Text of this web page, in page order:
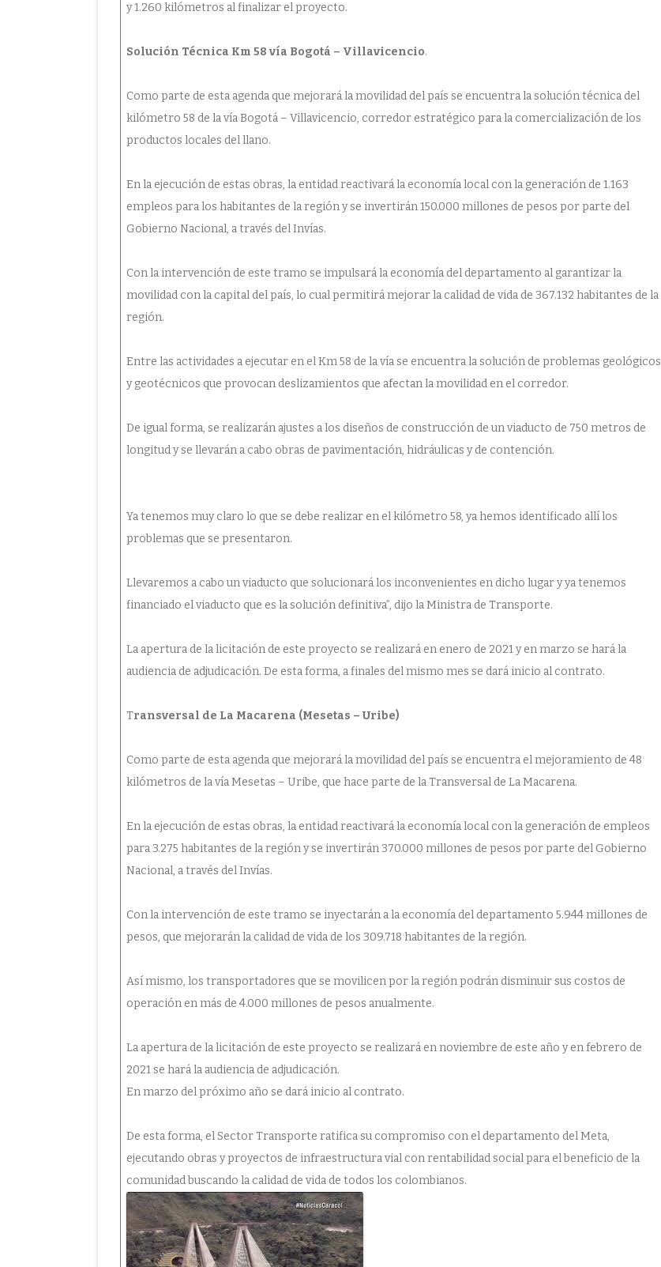
y 1.260 kilómetros al finalizar el proyecto.
Solución Técnica Km 58 vía Bogotá – Villavicencio.
Como parte de esta agenda que mejorará la movilidad del país se encuentra la solución técnica del
kilómetro 58 de la vía Bogotá – Villavicencio, corredor estratégico para la comercialización de los
productos locales del llano.
En la ejecución de estas obras, la entidad reactivará la economía local con la generación de 1.163
empleos para los habitantes de la región y se invertirán 150.000 millones de pesos por parte del
Gobierno Nacional, a través del Invías.
Con la intervención de este tramo se impulsará la economía del departamento al garantizar la
movilidad con la capital del país, lo cual permitirá mejorar la calidad de vida de 367.132 habitantes de la
región.
Entre las actividades a ejecutar en el Km 58 de la vía se encuentra la solución de problemas geológicos
y geotécnicos que provocan deslizamientos que afectan la movilidad en el corredor.
De igual forma, se realizarán ajustes a los diseños de construcción de un viaducto de 750 metros de
longitud y se llevarán a cabo obras de pavimentación, hidráulicas y de contención.
Ya tenemos muy claro lo que se debe realizar en el kilómetro 58, ya hemos identificado allí los
problemas que se presentaron.
Llevaremos a cabo un viaducto que solucionará los inconvenientes en dicho lugar y ya tenemos
financiado el viaducto que es la solución definitiva”, dijo la Ministra de Transporte.
La apertura de la licitación de este proyecto se realizará en enero de 2021 y en marzo se hará la
audiencia de adjudicación. De esta forma, a finales del mismo mes se dará inicio al contrato.
Transversal de La Macarena (Mesetas – Uribe)
Como parte de esta agenda que mejorará la movilidad del país se encuentra el mejoramiento de 48
kilómetros de la vía Mesetas – Uribe, que hace parte de la Transversal de La Macarena.
En la ejecución de estas obras, la entidad reactivará la economía local con la generación de empleos
para 3.275 habitantes de la región y se invertirán 370.000 millones de pesos por parte del Gobierno
Nacional, a través del Invías.
Con la intervención de este tramo se inyectarán a la economía del departamento 5.944 millones de
pesos, que mejorarán la calidad de vida de los 309.718 habitantes de la región.
Así mismo, los transportadores que se movilicen por la región podrán disminuir sus costos de
operación en más de 4.000 millones de pesos anualmente.
La apertura de la licitación de este proyecto se realizará en noviembre de este año y en febrero de
2021 se hará la audiencia de adjudicación.
En marzo del próximo año se dará inicio al contrato.
De esta forma, el Sector Transporte ratifica su compromiso con el departamento del Meta,
ejecutando obras y proyectos de infraestructura vial con rentabilidad social para el beneficio de la
comunidad buscando la calidad de vida de todos los colombianos.